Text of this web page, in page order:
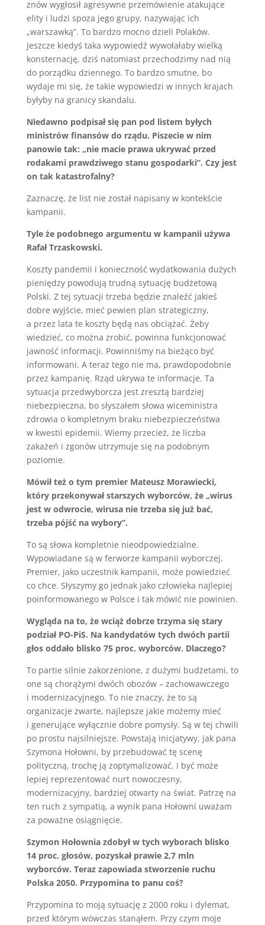
znów wygłosił agresywne przemówienie atakujące
elity i ludzi spoza jego grupy, nazywając ich
„warszawką”. To bardzo mocno dzieli Polaków.
Jeszcze kiedyś taka wypowiedź wywołałaby wielką
konsternację, dziś natomiast przechodzimy nad nią
do porządku dziennego. To bardzo smutne, bo
wydaje mi się, że takie wypowiedzi w innych krajach
byłyby na granicy skandalu.
Niedawno podpisał się pan pod listem byłych
ministrów finansów do rządu. Piszecie w nim
panowie tak: „nie macie prawa ukrywać przed
rodakami prawdziwego stanu gospodarki”. Czy jest
on tak katastrofalny?
Zaznaczę, że list nie został napisany w kontekście
kampanii.
Tyle że podobnego argumentu w kampanii używa
Rafał Trzaskowski.
Koszty pandemii i konieczność wydatkowania dużych
pieniędzy powodują trudną sytuację budżetową
Polski. Z tej sytuacji trzeba będzie znaleźć jakieś
dobre wyjście, mieć pewien plan strategiczny,
a przez lata te koszty będą nas obciążać. Żeby
wiedzieć, co można zrobić, powinna funkcjonować
jawność informacji. Powinniśmy na bieżąco być
informowani. A teraz tego nie ma, prawdopodobnie
przez kampanię. Rząd ukrywa te informacje. Ta
sytuacja przedwyborcza jest zresztą bardziej
niebezpieczna, bo słyszałem słowa wiceministra
zdrowia o kompletnym braku niebezpieczeństwa
w kwestii epidemii. Wiemy przecież, że liczba
zakażeń i zgonów utrzymuje się na podobnym
poziomie.
Mówił też o tym premier Mateusz Morawiecki,
który przekonywał starszych wyborców, że „wirus
jest w odwrocie, wirusa nie trzeba się już bać,
trzeba pójść na wybory”.
To są słowa kompletnie nieodpowiedzialne.
Wypowiadane są w ferworze kampanii wyborczej.
Premier, jako uczestnik kampanii, może powiedzieć
co chce. Słyszymy go jednak jako człowieka najlepiej
poinformowanego w Polsce i tak mówić nie powinien.
Wygląda na to, że wciąż dobrze trzyma się stary
podział PO-PiS. Na kandydatów tych dwóch partii
głos oddało blisko 75 proc. wyborców. Dlaczego?
To partie silnie zakorzenione, z dużymi budżetami, to
one są chorążymi dwóch obozów – zachowawczego
i modernizacyjnego. To nie znaczy, że to są
organizacje zwarte, najlepsze jakie możemy mieć
i generujące wyłącznie dobre pomysły. Są w tej chwili
po prostu najsilniejsze. Powstają inicjatywy, jak pana
Szymona Hołowni, by przebudować tę scenę
polityczną, trochę ją zoptymalizować. I być może
lepiej reprezentować nurt nowoczesny,
modernizacyjny, bardziej otwarty na świat. Patrzę na
ten ruch z sympatią, a wynik pana Hołowni uważam
za poważne osiągnięcie.
Szymon Hołownia zdobył w tych wyborach blisko
14 proc. głosów, pozyskał prawie 2,7 mln
wyborców. Teraz zapowiada stworzenie ruchu
Polska 2050. Przypomina to panu coś?
Przypomina to moją sytuację z 2000 roku i dylemat,
przed którym wówczas stanąłem. Przy czym moje